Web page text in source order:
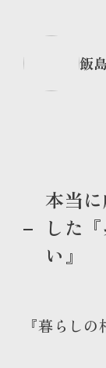
飯
本当
した
い』
『暮らし